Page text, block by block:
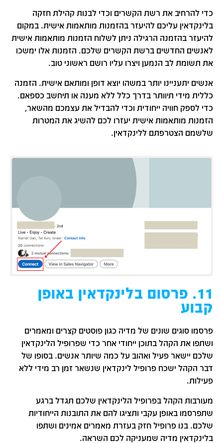
כדי להרחיב את רשת הקשרים וכדי לבנות קהילת חזקה
בלינקדאין עליכם להיעזר בהזמנות מותאמות אישית. במקום
להיעזר בהזמנה הרגילה ניתן לשלוח הזמנות מותאמות אישית
לאנשים החדשים ברשת הקשרים שלכם. הזמנות אלו ימשכו
את תשומת לב הנמען ויצרו עליו רושם ראשוני טוב.
אנשים יתעניינו יותר במשהו יוצא דופן ומותאם אישית. הזמנה
כללית מידי תיוותר בדרך כלל ללא מענה או תיחשב כספאם.
כדי לספק חוויה ייחודית וכדי להבדיל את עצמכם מהשאר,
הזמנות מותאמות אישית יעזרו לכם להשיג את המטרות
שלשמם הצטרפתם ללינקדאין.
11. פרסום בלינקדאין באופן
קבוע
פרסמו סוגים שונים של מדיה כגון פוסטים קצרים ומאמרים
ושתפו את הקהל בתוכן ייחודי אחר כדי שפרופיל הלינקדאין
שלכם יישאר פעיל ואהוב על כמה שיותר אנשים. בסופו של
דבר הקהל ישכח פרופיל לינקדאין שנשאר זמן רב מידי ללא
פעילות.
מעורבות הקהל בפרופיל הלינקדאין שלכם תגדל ברגע
שתפרסמו באופן עקבי ותציגו להם את התובנות הייחודיות
שלכם. בנו פרופיל חזק בעזרת מאמרים אמינים ושתפו
בלינקדאין מדיה שמעניקה לכם השראה.